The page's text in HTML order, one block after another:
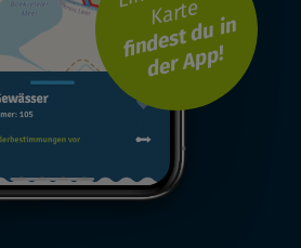
Karte
findest du in
der App!